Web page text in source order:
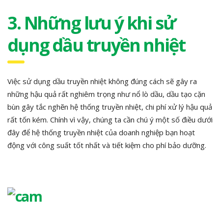
3. Những lưu ý khi sử
dụng dầu truyền nhiệt
Việc sử dụng dầu truyền nhiệt không đúng cách sẽ gây ra
những hậu quả rất nghiêm trọng như nổ lò dầu, dầu tạo cặn
bùn gây tắc nghẽn hệ thống truyền nhiệt, chi phí xử lý hậu quả
rất tốn kém. Chính vì vậy, chúng ta cần chú ý một số điều dưới
đây để hệ thống truyền nhiệt của doanh nghiệp bạn hoạt
động với công suất tốt nhất và tiết kiệm cho phí bảo dưỡng.